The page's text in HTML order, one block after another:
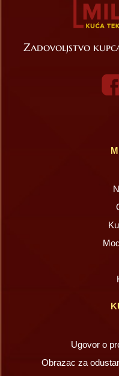
Zadovoljstvo
Ugovor o
Obrazac za